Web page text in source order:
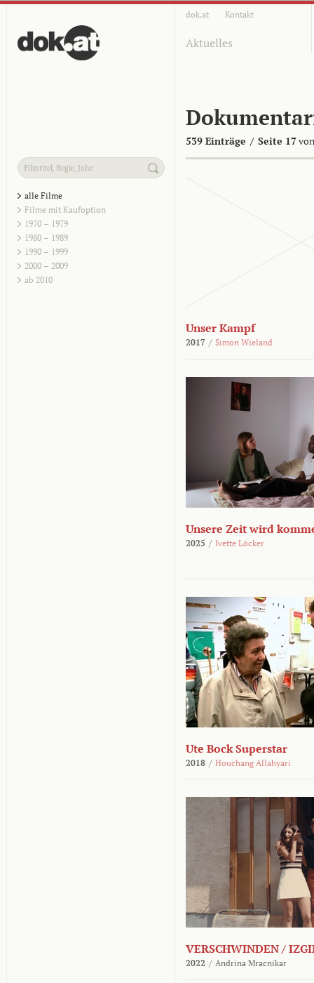
dok.at Kontakt
Aktuelles
539 Einträge / Seite 17
alle Filme
Filme mit Kaufoption
1970 – 1979
1980 – 1989
1990 – 1999
2000 – 2009
ab 2010
Unser Kampf
2017 / Simon Wieland
Unsere Zeit wird
2025 / Ivette Löcker
Ute Bock Superstar
2018 / Houchang Allahyari
VERSCHWINDEN /
2022 / Andrina Mracnikar